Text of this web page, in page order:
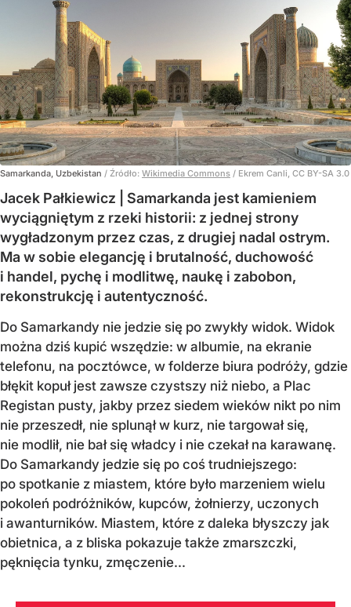
Samarkanda, Uzbekistan / Źródło: Wikimedia Commons / Ekrem Canli, CC BY-SA 3.0
Jacek Pałkiewicz | Samarkanda jest kamieniem
wyciągniętym z rzeki historii: z jednej strony
wygładzonym przez czas, z drugiej nadal ostrym.
Ma w sobie elegancję i brutalność, duchowość
i handel, pychę i modlitwę, naukę i zabobon,
rekonstrukcję i autentyczność.
Do Samarkandy nie jedzie się po zwykły widok. Widok
można dziś kupić wszędzie: w albumie, na ekranie
telefonu, na pocztówce, w folderze biura podróży, gdzie
błękit kopuł jest zawsze czystszy niż niebo, a Plac
Registan pusty, jakby przez siedem wieków nikt po nim
nie przeszedł, nie splunął w kurz, nie targował się,
nie modlił, nie bał się władcy i nie czekał na karawanę.
Do Samarkandy jedzie się po coś trudniejszego:
po spotkanie z miastem, które było marzeniem wielu
pokoleń podróżników, kupców, żołnierzy, uczonych
i awanturników. Miastem, które z daleka błyszczy jak
obietnica, a z bliska pokazuje także zmarszczki,
pęknięcia tynku, zmęczenie...